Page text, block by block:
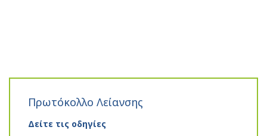
Πρωτόκολλο Λείανσης
Δείτε τις οδηγίες